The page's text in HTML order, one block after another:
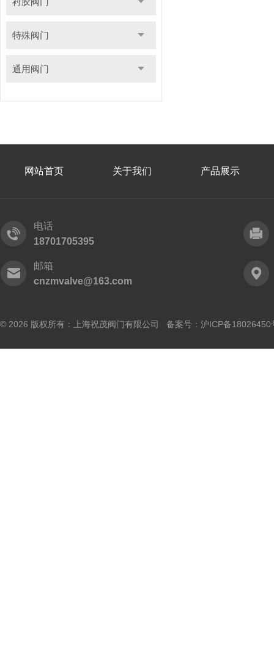
特殊阀门
通用阀门
网站首页 关于我们 产品展示
电话
18701705395
邮箱
cnzmvalve@163.com
© 2026 版权所有：上海祝茂阀门有限公司 备案号： 沪ICP备18026450